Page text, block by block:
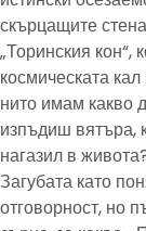
скърцащите
„Торинския
космическата
нито имам какво
изпъдиш вятъра,
нагазил в
Загубата като
отговорност, но